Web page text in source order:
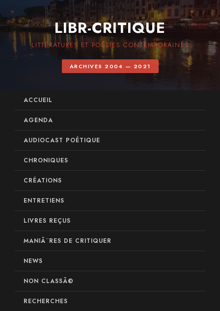
LIBR-CRITIQUE
LITTÉRATURES ET POÉSIES CONTEMPORAINES
ARCHIVES 2004 — 2021
ACCUEIL
AGENDA
AUDIOCAST POÉTIQUE
CHRONIQUES
CRÉATIONS
ENTRETIENS
LIVRES REÇUS
MANIÃ¨RES DE CRITIQUER
NEWS
NON CLASSÃ©
RECHERCHES